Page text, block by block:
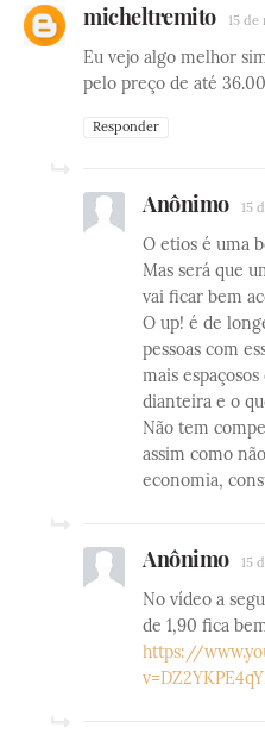
micheltremito 15 de
Eu vejo algo melhor
pelo preço de até
Responder
Anônimo 15
O etios é uma
Mas será que
vai ficar bem
O up! é de
pessoas com
mais
dianteira e o
Não tem
assim como
economia,
Anônimo 15
No vídeo a
de 1,90 fica
https://